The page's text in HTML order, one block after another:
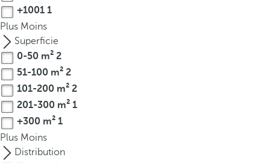
n
a
v
i
g
a
t
t
o
t
+1001 1
Plus Moins
Superficie
0-50 m² 2
51-100 m² 2
101-200 m² 2
201-300 m² 1
+300 m² 1
Plus Moins
Distribution